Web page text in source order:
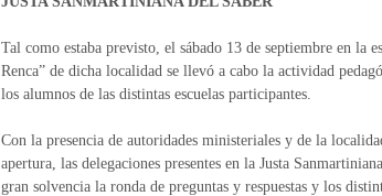
Tal como estaba previsto, el sábado 13 de septiembre en la
Renca” de dicha localidad se llevó a cabo la actividad
los alumnos de las distintas escuelas participantes.
Con la presencia de autoridades ministeriales y de la
apertura, las delegaciones presentes en la Justa
gran solvencia la ronda de preguntas y respuestas y los